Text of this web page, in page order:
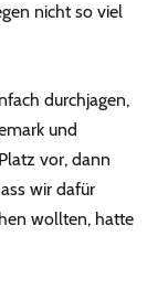
nicht so viel
durchjagen,
und
vor, dann
wir dafür
wollten, hatte